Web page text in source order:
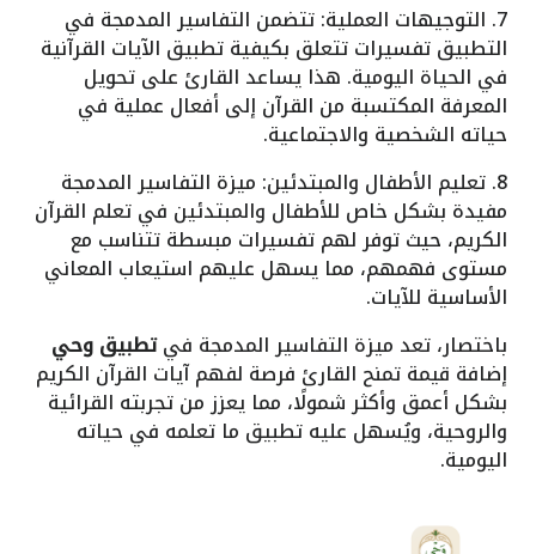
7. التوجيهات العملية: تتضمن التفاسير المدمجة في
التطبيق تفسيرات تتعلق بكيفية تطبيق الآيات القرآنية
في الحياة اليومية. هذا يساعد القارئ على تحويل
المعرفة المكتسبة من القرآن إلى أفعال عملية في
حياته الشخصية والاجتماعية.
8. تعليم الأطفال والمبتدئين: ميزة التفاسير المدمجة
مفيدة بشكل خاص للأطفال والمبتدئين في تعلم القرآن
الكريم، حيث توفر لهم تفسيرات مبسطة تتناسب مع
مستوى فهمهم، مما يسهل عليهم استيعاب المعاني
الأساسية للآيات.
باختصار، تعد ميزة التفاسير المدمجة فيتطبيق وحي
إضافة قيمة تمنح القارئ فرصة لفهم آيات القرآن الكريم
بشكل أعمق وأكثر شمولًا، مما يعزز من تجربته القرائية
والروحية، ويُسهل عليه تطبيق ما تعلمه في حياته
اليومية.